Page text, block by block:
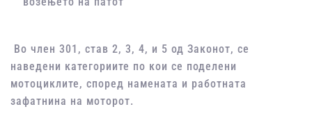
Во член 301, став 2, 3, 4, и 5 од Законот, се
наведени категориите по кои се поделени
мотоциклите, според намената и работната
зафатнина на моторот.